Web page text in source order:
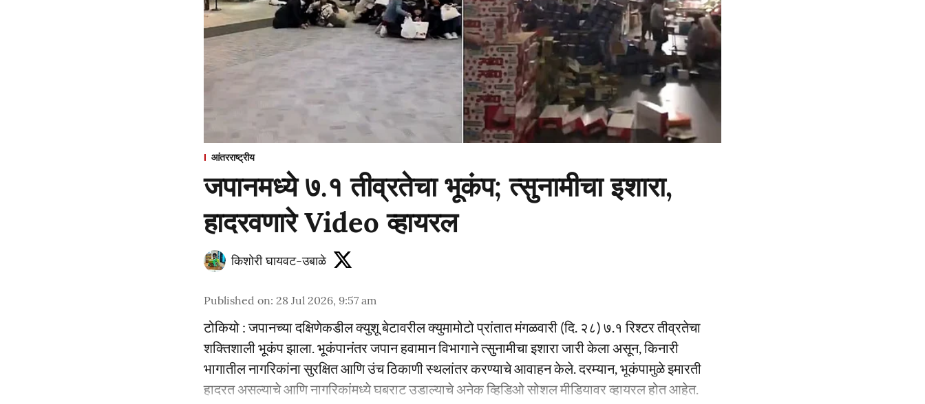
आंतरराष्ट्रीय
जपानमध्ये ७.१ तीव्रतेचा भूकंप; त्सुनामीचा इशारा,
हादरवणारे Video व्हायरल
किशोरी घायवट-उबाळे
Published on: 28 Jul 2026, 9:57 am
टोकियो : जपानच्या दक्षिणेकडील क्युशू बेटावरील क्युमामोटो प्रांतात मंगळवारी (दि. २८) ७.१ रिश्टर तीव्रतेचा
शक्तिशाली भूकंप झाला. भूकंपानंतर जपान हवामान विभागाने त्सुनामीचा इशारा जारी केला असून, किनारी
भागातील नागरिकांना सुरक्षित आणि उंच ठिकाणी स्थलांतर करण्याचे आवाहन केले. दरम्यान, भूकंपामुळे इमारती
हादरत असल्याचे आणि नागरिकांमध्ये घबराट उडाल्याचे अनेक व्हिडिओ सोशल मीडियावर व्हायरल होत आहेत.